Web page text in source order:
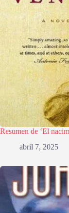
Resumen de ‘El
abril 7, 2025